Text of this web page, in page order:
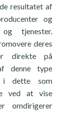
resultatet af
og
tjenester.
deres
direkte på
denne type
i dette som
ved at vise
omdirigerer